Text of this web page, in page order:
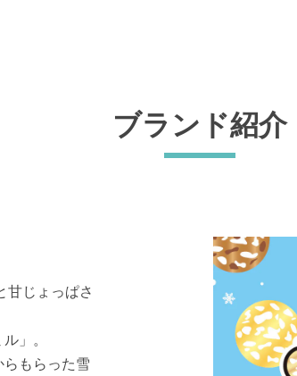
ブランド紹介
甘じょっぱさ
」。
もらった雪